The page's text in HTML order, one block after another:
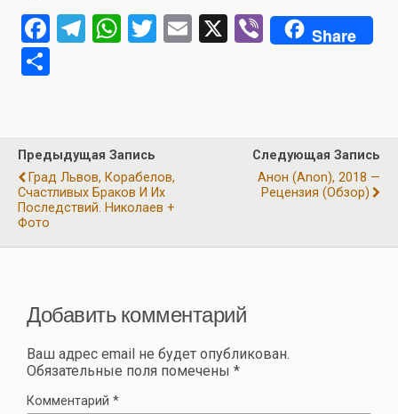
F
o
o
k
T
a
m
W
A
p
p
T
E
X
Vi
Share
р
а
в
Предыдущая Запись
Град Львов, Корабелов,
Счастливых Браков И Их
Последствий. Николаев +
Фото
Следующая Запись
Анон (Anon), 2018 —
Рецензия (обзор)
Добавить комментарий
Ваш адрес email не будет опубликован.
Обязательные поля помечены *
Комментарий *